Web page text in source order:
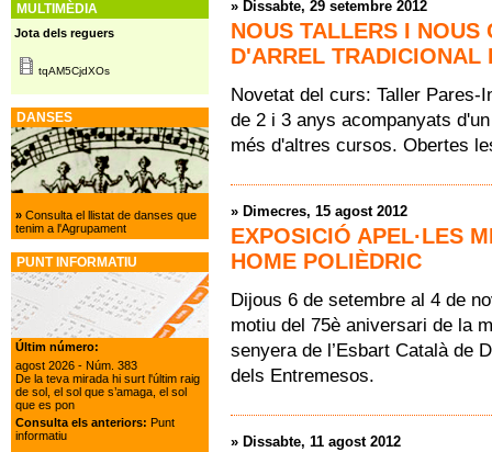
» Dissabte, 29 setembre 2012
NOUS TALLERS I NOUS
D'ARREL TRADICIONAL
Novetat del curs: Taller
de 2 i 3 anys acompanyats
més d'altres cursos. Obertes
» Dimecres, 15 agost 2012
EXPOSICIÓ APEL·LES
HOME POLIÈDRIC
Dijous 6 de setembre al 4 de
motiu del 75è aniversari de la
senyera de l’Esbart Català de
dels Entremesos.
» Dissabte, 11 agost 2012
MULTIMÈDIA
Jota dels reguers
tqAM5CjdXOs
DANSES
»Consulta el llistat de danses que
tenim a l'Agrupament
PUNT INFORMATIU
Últim número:
agost 2026 - Núm. 383
De la teva mirada hi surt l'últim raig
de sol, el sol que s’amaga, el sol
que es pon
Consulta els anteriors: Punt
informatiu